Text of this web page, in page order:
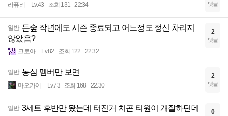
라퓨리 Lv.43 조회 131 22:34 댓글
일반 든숲 작년에도 시즌 종료되고 어느정도 정신 차리지
않았음?
크로아 Lv.82 조회 122 22:32
2
댓글
일반 농심 멤버만 보면
마오카이 Lv.73 조회 168 22:30
2
댓글
일반 3세트 후반만 뫘는데 터진거 치곤 티원이 개잘하던데 0